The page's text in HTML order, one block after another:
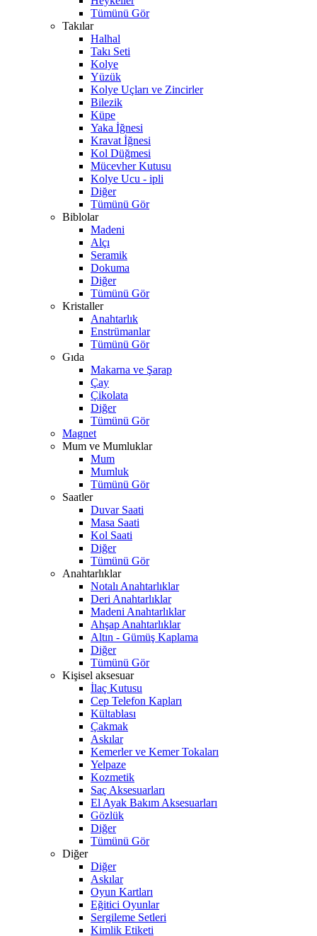
Tümünü Gör
Takılar
Halhal
Takı Seti
Kolye
Yüzük
Kolye Uçları ve Zincirler
Bilezik
Küpe
Yaka İğnesi
Kravat İğnesi
Kol Düğmesi
Mücevher Kutusu
Kolye Ucu - ipli
Diğer
Tümünü Gör
Biblolar
Madeni
Alçı
Seramik
Dokuma
Diğer
Tümünü Gör
Kristaller
Anahtarlık
Enstrümanlar
Tümünü Gör
Gıda
Makarna ve Şarap
Çay
Çikolata
Diğer
Tümünü Gör
Magnet
Mum ve Mumluklar
Mum
Mumluk
Tümünü Gör
Saatler
Duvar Saati
Masa Saati
Kol Saati
Diğer
Tümünü Gör
Anahtarlıklar
Notalı Anahtarlıklar
Deri Anahtarlıklar
Madeni Anahtarlıklar
Ahşap Anahtarlıklar
Altın - Gümüş Kaplama
Diğer
Tümünü Gör
Kişisel aksesuar
İlaç Kutusu
Cep Telefon Kapları
Kültablası
Çakmak
Askılar
Kemerler ve Kemer Tokaları
Yelpaze
Kozmetik
Saç Aksesuarları
El Ayak Bakım Aksesuarları
Gözlük
Diğer
Tümünü Gör
Diğer
Diğer
Askılar
Oyun Kartları
Eğitici Oyunlar
Sergileme Setleri
Kimlik Etiketi